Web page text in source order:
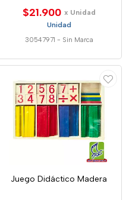
$21.900 x Unidad
Unidad
30547971 - Sin Marca
Juego Didáctico Madera